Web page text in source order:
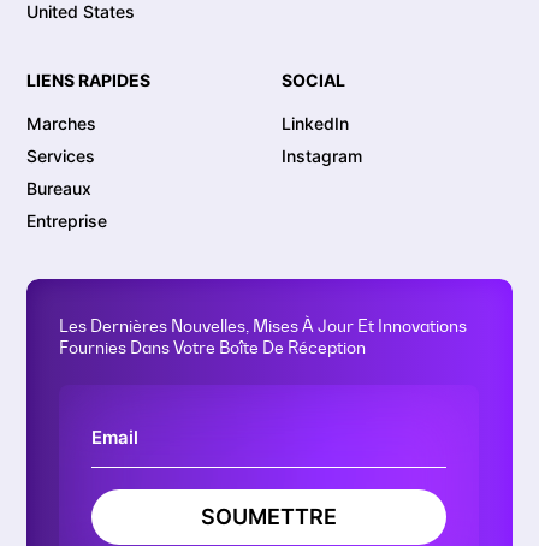
United States
LIENS RAPIDES
Marches
Services
Bureaux
Entreprise
SOCIAL
LinkedIn
Instagram
Les Dernières Nouvelles, Mises À Jour Et Innovations
Fournies Dans Votre Boîte De Réception
SOUMETTRE